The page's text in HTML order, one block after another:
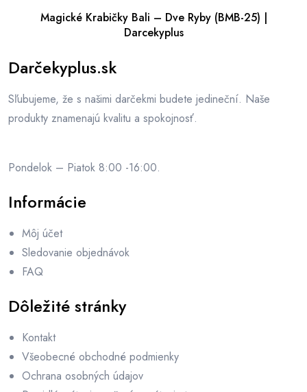
Magické Krabičky Bali – Dve Ryby (BMB-25) |
Darcekyplus
Darčekyplus.sk
Sľubujeme, že s našimi darčekmi budete jedineční. Naše
produkty znamenajú kvalitu a spokojnosť.
Pondelok – Piatok 8:00 -16:00.
Informácie
Môj účet
Sledovanie objednávok
FAQ
Dôležité stránky
Kontakt
Všeobecné obchodné podmienky
Ochrana osobných údajov